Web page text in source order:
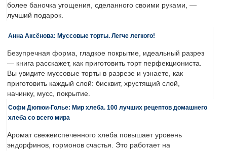
более баночка угощения, сделанного своими руками, —
лучший подарок.
Анна Аксёнова: Муссовые торты. Легче легкого!
Безупречная форма, гладкое покрытие, идеальный разрез
— книга расскажет, как приготовить торт перфекциониста.
Вы увидите муссовые торты в разрезе и узнаете, как
приготовить каждый слой: бисквит, хрустящий слой,
начинку, мусс, покрытие.
Софи Дюпюи-Голье: Мир хлеба. 100 лучших рецептов домашнего
хлеба со всего мира
Аромат свежеиспеченного хлеба повышает уровень
эндорфинов, гормонов счастья. Это работает на